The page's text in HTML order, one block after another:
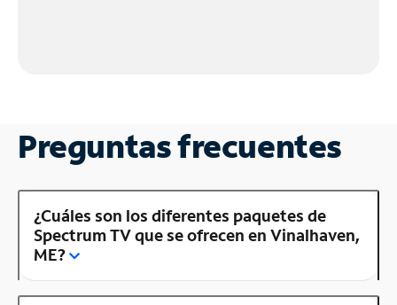
Preguntas frecuentes
¿Cuáles son los diferentes paquetes de
Spectrum TV que se ofrecen en Vinalhaven,
ME?